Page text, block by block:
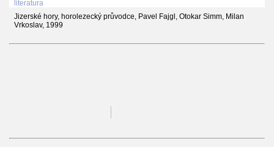
literatura
Jizerské hory, horolezecký průvodce, Pavel Fajgl, Otokar Simm, Milan
Vrkoslav, 1999